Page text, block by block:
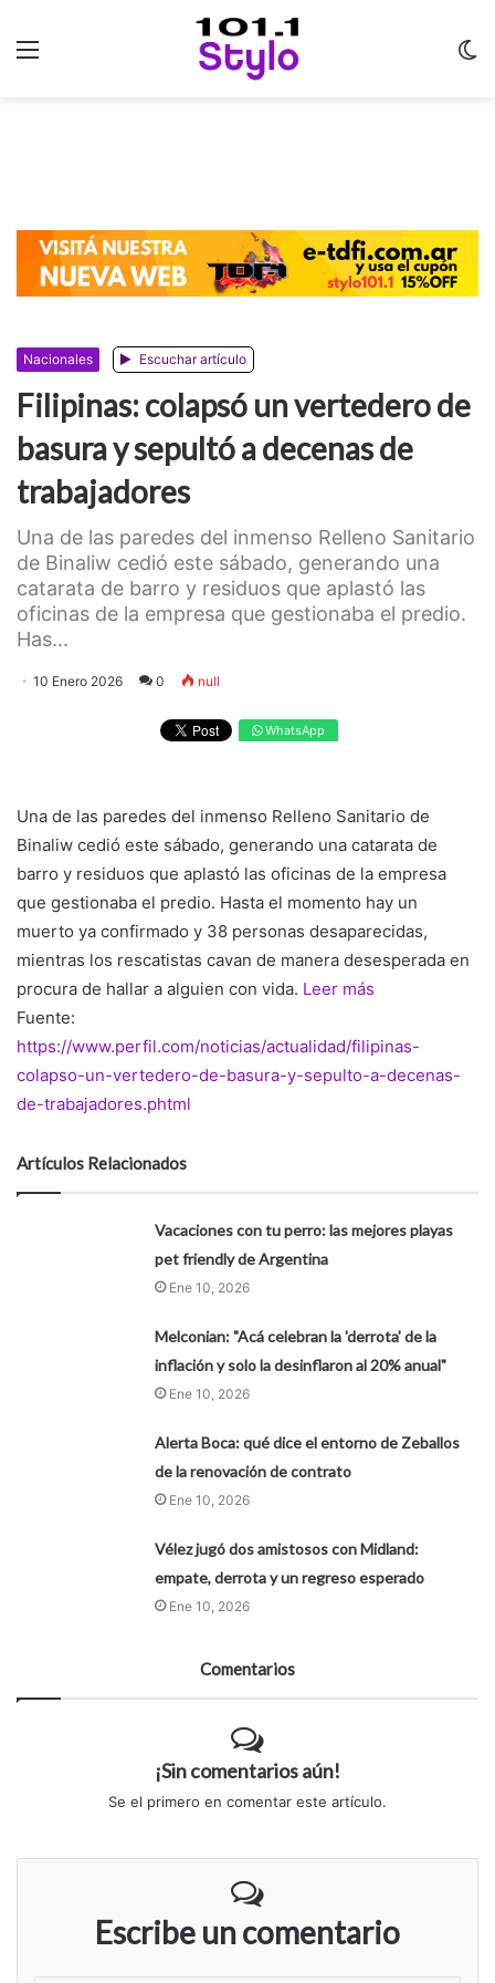
Nacionales Escuchar artículo
Filipinas: colapsó un vertedero de
basura y sepultó a decenas de
trabajadores
Una de las paredes del inmenso Relleno Sanitario
de Binaliw cedió este sábado, generando una
catarata de barro y residuos que aplastó las
oficinas de la empresa que gestionaba el predio.
Has...
10 Enero 2026 0 null
WhatsApp
Una de las paredes del inmenso Relleno Sanitario de
Binaliw cedió este sábado, generando una catarata de
barro y residuos que aplastó las oficinas de la empresa
que gestionaba el predio. Hasta el momento hay un
muerto ya confirmado y 38 personas desaparecidas,
mientras los rescatistas cavan de manera desesperada en
procura de hallar a alguien con vida. Leer más
Fuente:
https://www.perfil.com/noticias/actualidad/filipinas-
colapso-un-vertedero-de-basura-y-sepulto-a-decenas-
de-trabajadores.phtml
Artículos Relacionados
Vacaciones con tu perro: las mejores playas
pet friendly de Argentina
Ene 10, 2026
Melconian: "Acá celebran la 'derrota' de la
inflación y solo la desinflaron al 20% anual"
Ene 10, 2026
Alerta Boca: qué dice el entorno de Zeballos
de la renovación de contrato
Ene 10, 2026
Vélez jugó dos amistosos con Midland:
empate, derrota y un regreso esperado
Ene 10, 2026
Comentarios
¡Sin comentarios aún!
Se el primero en comentar este artículo.
Escribe un comentario